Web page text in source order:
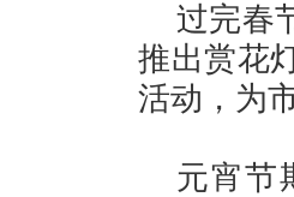
过完春
推出赏花
活动，为
元宵节